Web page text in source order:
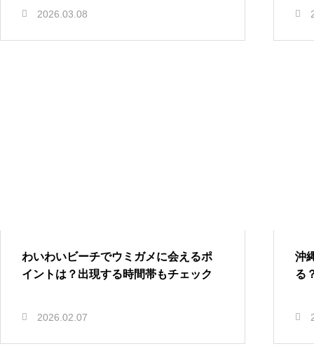
2026.03.08
わいわいビーチでウミガメに会えるポ
イントは？出現する時間帯もチェック
2026.02.07
沖
る